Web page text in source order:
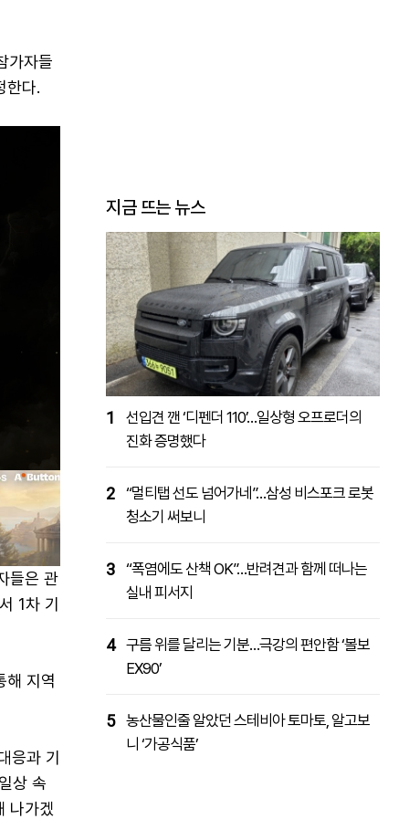
가자들
한다.
들은 관
1차 기
해 지역
응과 기
상 속
나가겠
지금 뜨는 뉴스
1
선입견 깬 ‘디펜더 110’…일상형 오프로더의
진화 증명했다
2 “멀티탭 선도 넘어가네”…삼성 비스포크 로봇
청소기 써보니
3 “폭염에도 산책 OK”…반려견과 함께 떠나는
실내 피서지
4 구름 위를 달리는 기분…극강의 편안함 ‘볼보
EX90’
5 농산물인줄 알았던 스테비아 토마토, 알고보
니 ‘가공식품’